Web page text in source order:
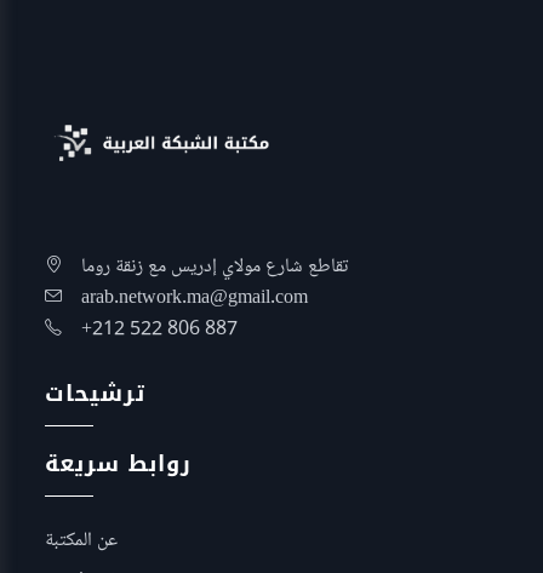
تقاطع شارع مولاي إدريس مع زنقة روما
arab.network.ma@gmail.com
+212 522 806 887
ترشيحات
روابط سريعة
عن المكتبة